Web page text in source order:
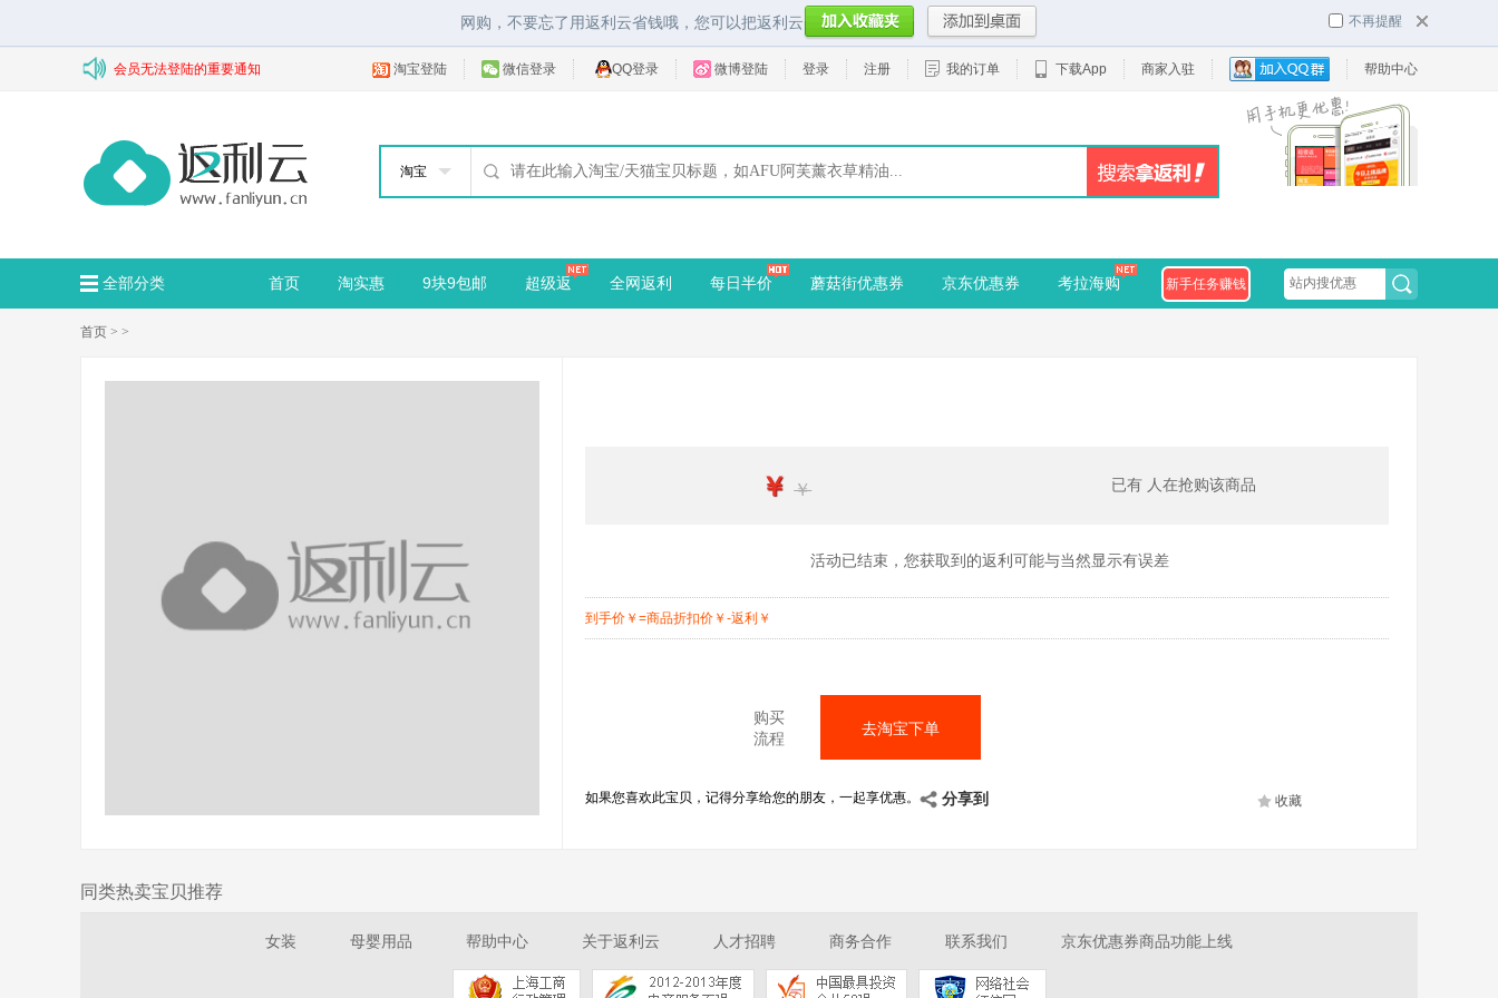
网购，不要忘了用返利云省钱哦，您可以把返利云 不再提醒
会员无法登陆的重要通知 淘宝登陆 微信登录 QQ登录 微博登陆 登录 注册 我的订单 下载App 商家入驻 帮助中心
淘宝
全部分类 首页 淘实惠 9块9包邮 超级返 全网返利 每日半价 蘑菇街优惠券 京东优惠券 考拉海购 新手任务赚钱
首页 > >
￥ ￥ 已有 人在抢购该商品
活动已结束，您获取到的返利可能与当然显示有误差
到手价 ￥ =商品折扣价 ￥ -返利 ￥
购买
流程
去淘宝下单
如果您喜欢此宝贝，记得分享给您的朋友，一起享优惠。 分享到 收藏
同类热卖宝贝推荐
女装 母婴用品 帮助中心 关于返利云 人才招聘 商务合作 联系我们 京东优惠券商品功能上线